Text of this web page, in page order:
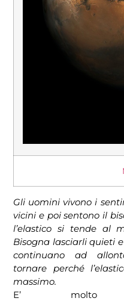
Gli uomini vivono i
vicini e poi sentono il
l’elastico si tende al
Bisogna lasciarli quieti
continuano ad
tornare perché
massimo.
E’ molto